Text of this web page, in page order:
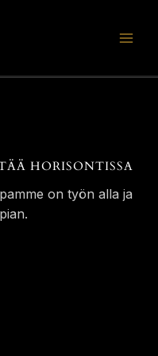
HORISONTISSA
on työn alla ja